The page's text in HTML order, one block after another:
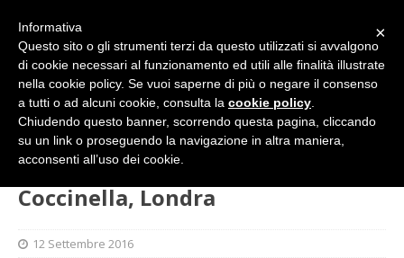
GALLERY Coccinella, Londra
Coccinella, Londra
12 Settembre 2016
×
Informativa
Questo sito o gli strumenti terzi da questo utilizzati si avvalgono
di cookie necessari al funzionamento ed utili alle finalità illustrate
nella cookie policy. Se vuoi saperne di più o negare il consenso
a tutti o ad alcuni cookie, consulta la cookie policy
Chiudendo questo banner, scorrendo questa pagina, cliccando
su un link o proseguendo la navigazione in altra maniera,
acconsenti all’uso dei cookie.